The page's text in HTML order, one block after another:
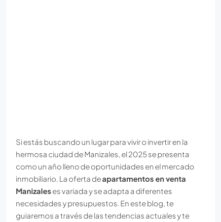
Si estás buscando un lugar para vivir o invertir en la
hermosa ciudad de Manizales, el 2025 se presenta
como un año lleno de oportunidades en el mercado
inmobiliario. La oferta deapartamentos en venta
Manizales es variada y se adapta a diferentes
necesidades y presupuestos. En este blog, te
guiaremos a través de las tendencias actuales y te